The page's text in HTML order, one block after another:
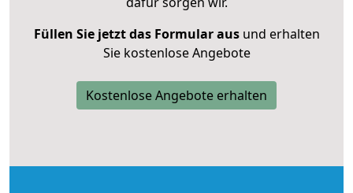
Füllen Sie jetzt das Formular ausund erhalten
Sie kostenlose Angebote
Kostenlose Angebote erhalten